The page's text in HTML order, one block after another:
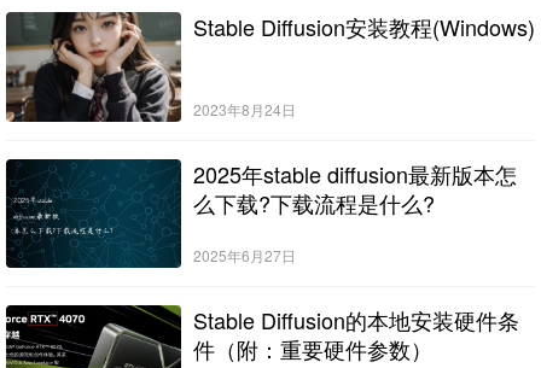
Stable Diffusion安装教程(Windows)
2023年8月24日
2025年stable diffusion最新版本怎
么下载?下载流程是什么?
2025年6月27日
Stable Diffusion的本地安装硬件条
件（附：重要硬件参数）